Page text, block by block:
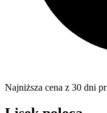
Najniższa cena z 30 dni